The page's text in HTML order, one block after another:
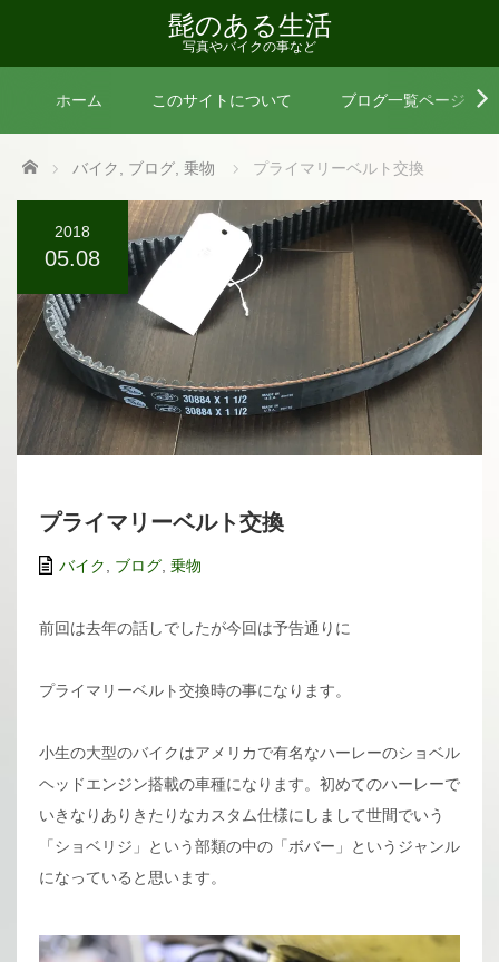
髭のある生活
写真やバイクの事など
ホーム このサイトについて ブログ一覧ページ
Home バイク ブログ 乗物 プライマリーベルト交換
2018
05.08
プライマリーベルト交換
バイク ブログ 乗物
前回は去年の話しでしたが今回は予告通りに
プライマリーベルト交換時の事になります。
小生の大型のバイクはアメリカで有名なハーレーのショベル
ヘッドエンジン搭載の車種になります。初めてのハーレーで
いきなりありきたりなカスタム仕様にしまして世間でいう
「ショベリジ」という部類の中の「ボバー」というジャンル
になっていると思います。